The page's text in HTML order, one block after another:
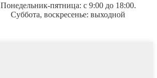
Понедельник-пятница: с 9:00 до 18:00.
Суббота, воскресенье: выходной